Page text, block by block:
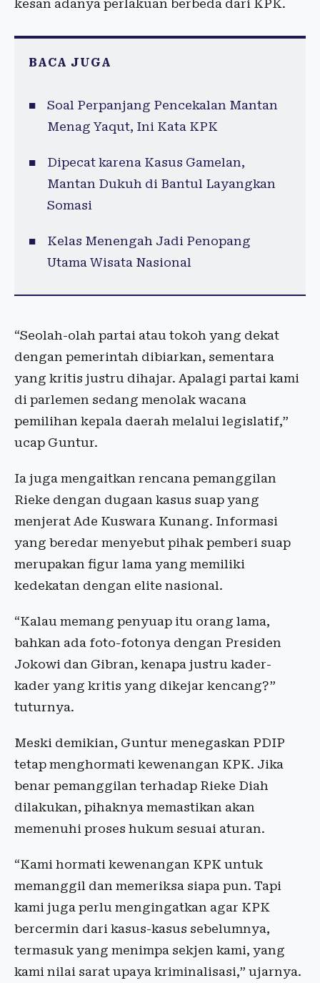
kesan adanya perlakuan berbeda dari KPK.
BACA JUGA
Soal Perpanjang Pencekalan Mantan
Menag Yaqut, Ini Kata KPK
Dipecat karena Kasus Gamelan,
Mantan Dukuh di Bantul Layangkan
Somasi
Kelas Menengah Jadi Penopang
Utama Wisata Nasional
“Seolah-olah partai atau tokoh yang dekat
dengan pemerintah dibiarkan, sementara
yang kritis justru dihajar. Apalagi partai kami
di parlemen sedang menolak wacana
pemilihan kepala daerah melalui legislatif,”
ucap Guntur.
Ia juga mengaitkan rencana pemanggilan
Rieke dengan dugaan kasus suap yang
menjerat Ade Kuswara Kunang. Informasi
yang beredar menyebut pihak pemberi suap
merupakan figur lama yang memiliki
kedekatan dengan elite nasional.
“Kalau memang penyuap itu orang lama,
bahkan ada foto-fotonya dengan Presiden
Jokowi dan Gibran, kenapa justru kader-
kader yang kritis yang dikejar kencang?”
tuturnya.
Meski demikian, Guntur menegaskan PDIP
tetap menghormati kewenangan KPK. Jika
benar pemanggilan terhadap Rieke Diah
dilakukan, pihaknya memastikan akan
memenuhi proses hukum sesuai aturan.
“Kami hormati kewenangan KPK untuk
memanggil dan memeriksa siapa pun. Tapi
kami juga perlu mengingatkan agar KPK
bercermin dari kasus-kasus sebelumnya,
termasuk yang menimpa sekjen kami, yang
kami nilai sarat upaya kriminalisasi,” ujarnya.